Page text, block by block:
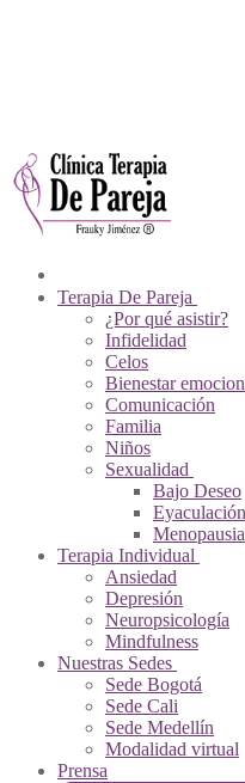
Terapia De Pareja
¿Por qué asistir?
Infidelidad
Celos
Bienestar
Comunicación
Familia
Niños
Sexualidad
Bajo Deseo
Menopausia
Terapia Individual
Ansiedad
Depresión
Neuropsicología
Mindfulness
Nuestras Sedes
Sede Bogotá
Sede Cali
Sede Medellín
Modalidad virtual
Prensa